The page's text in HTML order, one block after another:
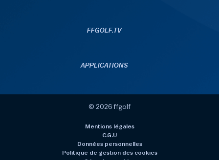
FFGOLF.TV
APPLICATIONS
© 2026 ffgolf
Mentions légales
C.G.U
Données personnelles
Politique de gestion des cookies